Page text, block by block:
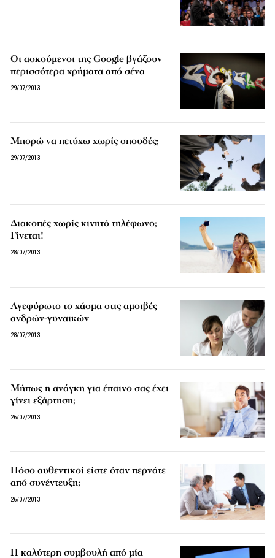
Οι ασκούμενοι της Google βγάζουν
περισσότερα χρήματα από σένα
29/07/2013
Μπορώ να πετύχω χωρίς σπουδές;
29/07/2013
Διακοπές χωρίς κινητό τηλέφωνο;
Γίνεται!
28/07/2013
Αγεφύρωτο το χάσμα στις αμοιβές
ανδρών-γυναικών
28/07/2013
Μήπως η ανάγκη για έπαινο σας έχει
γίνει εξάρτηση;
26/07/2013
Πόσο αυθεντικοί είστε όταν περνάτε
από συνέντευξη;
26/07/2013
Η καλύτερη συμβουλή από μία